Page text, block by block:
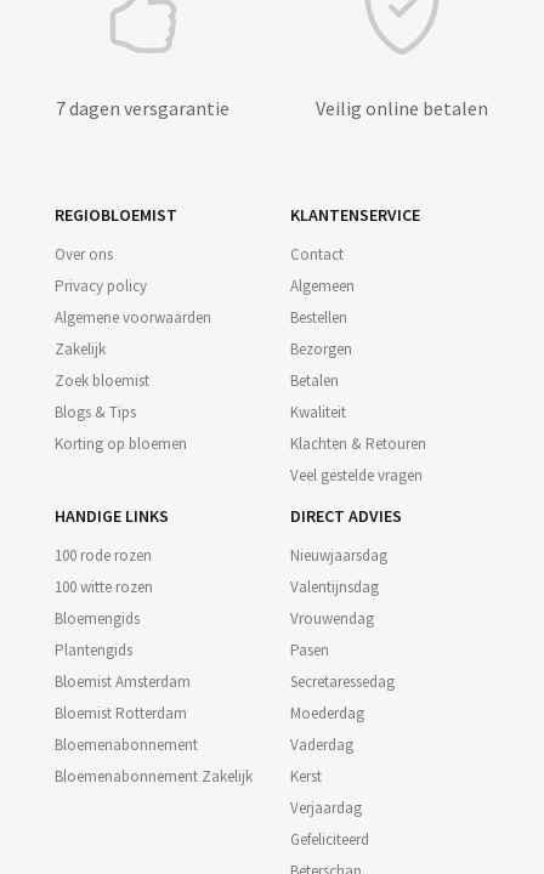
7 dagen versgarantie Veilig online betalen
REGIOBLOEMIST
Over ons
Privacy policy
Algemene voorwaarden
Zakelijk
Zoek bloemist
Blogs & Tips
Korting op bloemen
KLANTENSERVICE
Contact
Algemeen
Bestellen
Bezorgen
Betalen
Kwaliteit
Klachten & Retouren
Veel gestelde vragen
HANDIGE LINKS
100 rode rozen
100 witte rozen
Bloemengids
Plantengids
Bloemist Amsterdam
Bloemist Rotterdam
Bloemenabonnement
Bloemenabonnement Zakelijk
DIRECT ADVIES
Nieuwjaarsdag
Valentijnsdag
Vrouwendag
Pasen
Secretaressedag
Moederdag
Vaderdag
Kerst
Verjaardag
Gefeliciteerd